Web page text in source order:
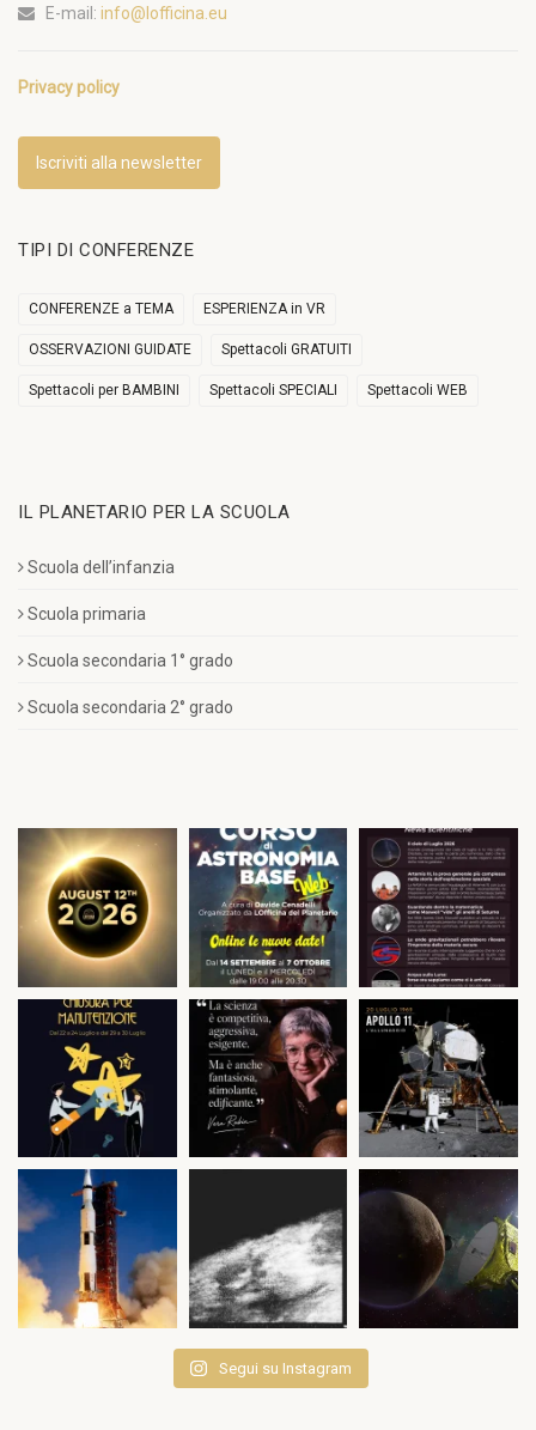
E-mail: info@lofficina.eu
Privacy policy
Iscriviti alla newsletter
TIPI DI CONFERENZE
CONFERENZE a TEMA ESPERIENZA in VR
OSSERVAZIONI GUIDATE Spettacoli GRATUITI
Spettacoli per BAMBINI Spettacoli SPECIALI Spettacoli WEB
IL PLANETARIO PER LA SCUOLA
Scuola dell’infanzia
Scuola primaria
Scuola secondaria 1° grado
Scuola secondaria 2° grado
Segui su Instagram